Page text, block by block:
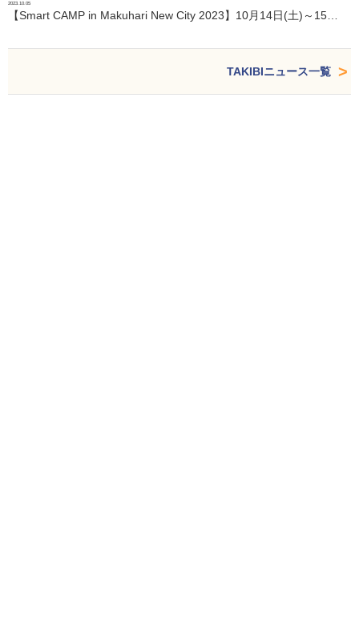
2023.10.05
【Smart CAMP in Makuhari New City 2023】10月14日(土)～15…
TAKIBIニュース一覧